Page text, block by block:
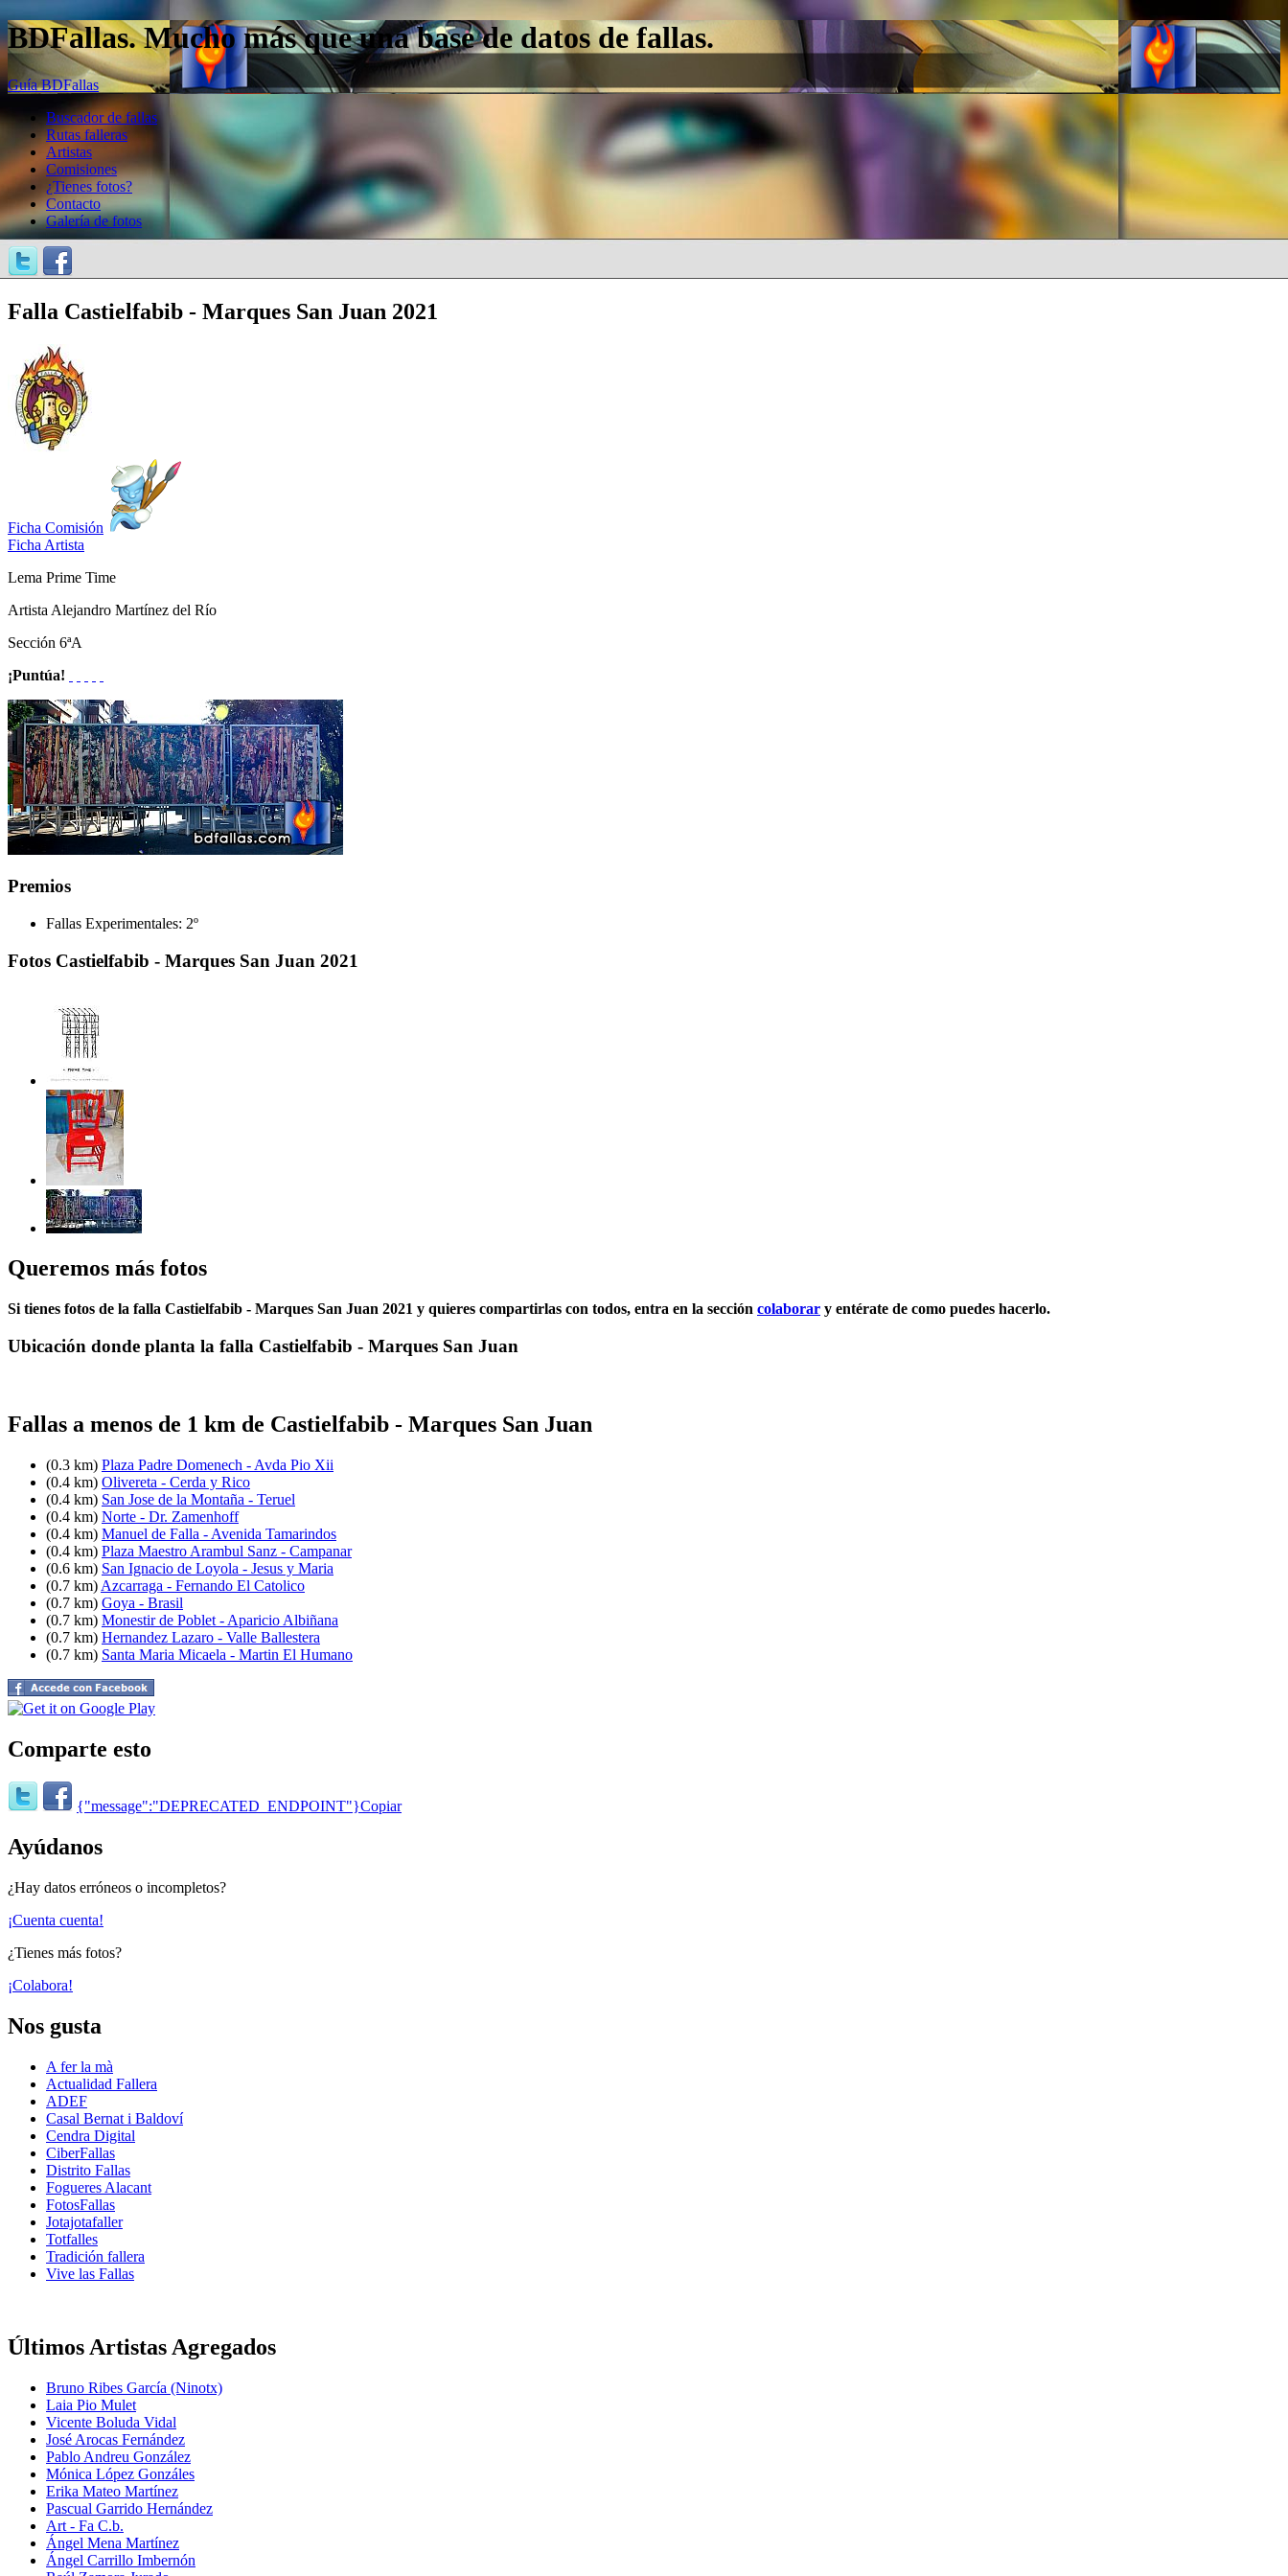
BDFallas. Mucho más que una base de datos de fallas.
Guía BDFallas
Buscador de fallas
Rutas falleras
Artistas
Comisiones
¿Tienes fotos?
Contacto
Galería de fotos
Falla Castielfabib - Marques San Juan 2021
Ficha Comisión
Ficha Artista
Lema Prime Time
Artista Alejandro Martínez del Río
Sección 6ªA
¡Puntúa!
Premios
Fallas Experimentales: 2º
Fotos Castielfabib - Marques San Juan 2021
Queremos más fotos
Si tienes fotos de la falla Castielfabib - Marques San Juan 2021 y quieres compartirlas con todos, entra en la sección colaborar y entérate de como puedes hacerlo.
Ubicación donde planta la falla Castielfabib - Marques San Juan
Fallas a menos de 1 km de Castielfabib - Marques San Juan
(0.3 km) Plaza Padre Domenech - Avda Pio Xii
(0.4 km) Olivereta - Cerda y Rico
(0.4 km) San Jose de la Montaña - Teruel
(0.4 km) Norte - Dr. Zamenhoff
(0.4 km) Manuel de Falla - Avenida Tamarindos
(0.4 km) Plaza Maestro Arambul Sanz - Campanar
(0.6 km) San Ignacio de Loyola - Jesus y Maria
(0.7 km) Azcarraga - Fernando El Catolico
(0.7 km) Goya - Brasil
(0.7 km) Monestir de Poblet - Aparicio Albiñana
(0.7 km) Hernandez Lazaro - Valle Ballestera
(0.7 km) Santa Maria Micaela - Martin El Humano
Comparte esto
{"message":"DEPRECATED_ENDPOINT"}Copiar
Ayúdanos
¿Hay datos erróneos o incompletos?
¡Cuenta cuenta!
¿Tienes más fotos?
¡Colabora!
Nos gusta
A fer la mà
Actualidad Fallera
ADEF
Casal Bernat i Baldoví
Cendra Digital
CiberFallas
Distrito Fallas
Fogueres Alacant
FotosFallas
Jotajotafaller
Totfalles
Tradición fallera
Vive las Fallas
Últimos Artistas Agregados
Bruno Ribes García (Ninotx)
Laia Pio Mulet
Vicente Boluda Vidal
José Arocas Fernández
Pablo Andreu González
Mónica López Gonzáles
Erika Mateo Martínez
Pascual Garrido Hernández
Art - Fa C.b.
Ángel Mena Martínez
Ángel Carrillo Imbernón